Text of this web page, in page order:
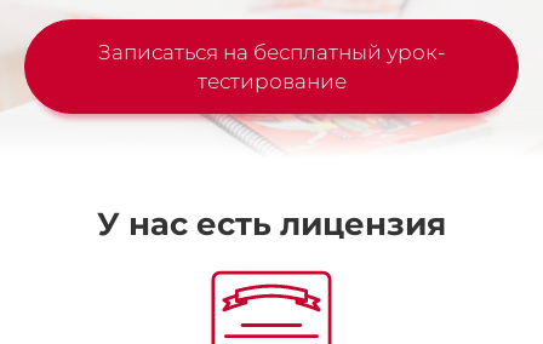
Записаться на бесплатный урок-
тестирование
У нас есть лицензия